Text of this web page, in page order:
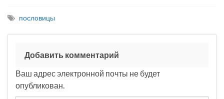
пословицы
Добавить комментарий
Ваш адрес электронной почты не будет
опубликован.